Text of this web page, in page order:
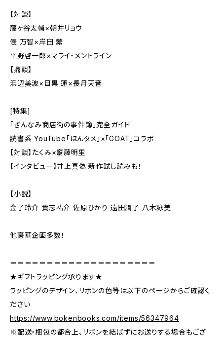
【対談】
藤ヶ谷太輔×朝井リョウ
俵 万智×岸田 繁
平野啓一郎×マライ・メントライン
【鼎談】
浜辺美波×目黒 蓮×長月天音
[特集]
「ぎんなみ商店街の事件簿」完全ガイド
読書系 YouTube「ほんタメ」×「GOAT」コラボ
【対談】たくみ×齋藤明里
【インタビュー】井上真偽 新作試し読みも！
【小説】
金子玲介 貴志祐介 佐原ひかり 遠田潤子 八木詠美
他豪華企画多数！
＝＝＝＝＝＝＝＝＝＝＝＝＝＝＝＝＝＝＝＝
★ギフトラッピング承ります★
ラッピングのデザイン、リボンの色等は以下のページからご確認く
ださい
https://www.bokenbooks.com/items/56347964
※配送・梱包の都合上、リボンを結ばずにお送りする場合もござ